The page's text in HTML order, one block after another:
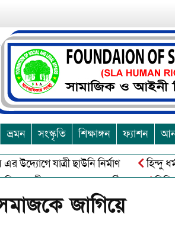
ভ্রমন সংস্কৃতি শিক্ষাঙ্গন ফ্যাশন
যাত্রী ছাউনি নির্মাণ
হিন্দু
দ. কনফারেন্স অনুষ্ঠিত
মিডিয়া
জাগিয়ে